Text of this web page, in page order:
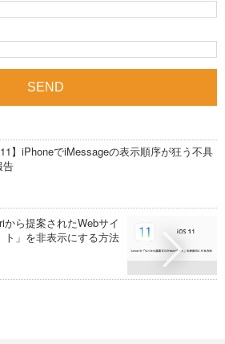
】iPhoneでiMessageの表示順序が狂う不具
告
から提案されたWebサイ
ト」を非表示にする方法